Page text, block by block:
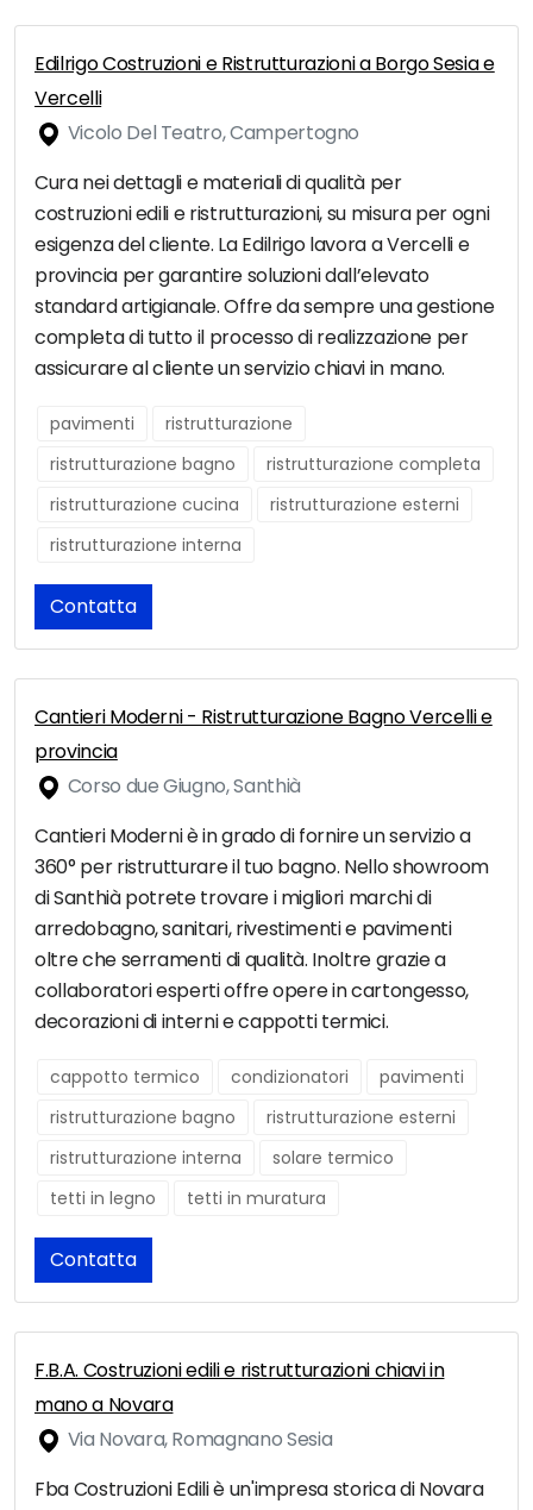
Edilrigo Costruzioni e Ristrutturazioni a Borgo Sesia e
Vercelli
Vicolo Del Teatro, Campertogno
Cura nei dettagli e materiali di qualità per
costruzioni edili e ristrutturazioni, su misura per ogni
esigenza del cliente. La Edilrigo lavora a Vercelli e
provincia per garantire soluzioni dall’elevato
standard artigianale. Offre da sempre una gestione
completa di tutto il processo di realizzazione per
assicurare al cliente un servizio chiavi in mano.
pavimenti
ristrutturazione
ristrutturazione bagno
ristrutturazione completa
ristrutturazione cucina
ristrutturazione esterni
ristrutturazione interna
Contatta
Cantieri Moderni - Ristrutturazione Bagno Vercelli e
provincia
Corso due Giugno, Santhià
Cantieri Moderni è in grado di fornire un servizio a
360° per ristrutturare il tuo bagno. Nello showroom
di Santhià potrete trovare i migliori marchi di
arredobagno, sanitari, rivestimenti e pavimenti
oltre che serramenti di qualità. Inoltre grazie a
collaboratori esperti offre opere in cartongesso,
decorazioni di interni e cappotti termici.
cappotto termico condizionatori
pavimenti
ristrutturazione bagno
ristrutturazione esterni
ristrutturazione interna
solare termico
tetti in legno
tetti in muratura
Contatta
F.B.A. Costruzioni edili e ristrutturazioni chiavi in
mano a Novara
Via Novara, Romagnano Sesia
Fba Costruzioni Edili è un'impresa storica di Novara